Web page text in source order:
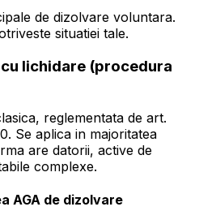
de dizolvare voluntara.
situatiei tale.
lichidare (procedura
reglementata de art.
Se aplica in majoritatea
are datorii, active de
complexe.
AGA de dizolvare